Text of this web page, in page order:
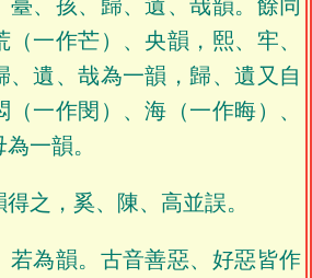
臺、孩、歸、遺、哉韻。餘同
一作芒）、央韻，熙、牢、
、遺、哉為一韻，歸、遺又自
一作閔）、海（一作晦）、
一韻。
之，奚、陳、高並誤。
若為韻。古音善惡、好惡皆作